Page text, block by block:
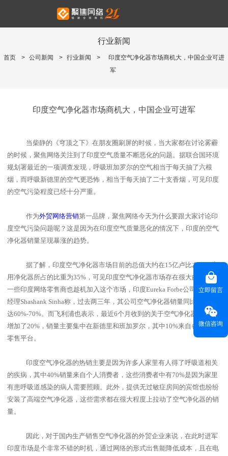
行业新闻
首页 > 公司新闻 > 行业新闻 >
印度空气净化器市场商机大，中国企业可进
军
印度空气净化器市场商机大，中国企业可进军
当柴静的《穹顶之下》在朋友圈刷屏的时候，当大家都在讨论雾霾
的时候，聚焦网络关注到了印度空气质量不断恶化的问题。据联合国环境
规划署最近的一项调查发现，呼吸班加罗尔的空气相当于每天抽了六根
烟，而呼吸新德里的空气更恐怖，相当于每天抽了二十支香烟，可见印度
的空气污染程度已经十分严重。
作为外贸网络营销第一品牌，聚焦网络今天为什么要跟大家讨论印
度空气污染问题呢？这是因为在印度空气质量恶化的情况下，印度的空气
净化器销量呈现暴涨的趋势。
据了解，印度空气净化器市场目前的总值大约在15亿卢比左右，家
用净化器所占的比重为35%，可见印度空气净化器市场存在很大的商机。
一些印度网络零售商也趁机加入这个市场，印度Eureka Forbe公司的高级
经理Shashank Sinha称，过去两三年，其公司空气净化器销量同比增长率
达60%-70%。而飞利浦也表示，最近6个月收到的关于空气净化器的询盘
增加了20%，销量主要集中在新德里和班加罗尔，其中10%来自各个网络
零售平台。
印度空气净化器的热销主要是因为许多人家里有人得了呼吸道相关
的疾病，其中40%销量来自个人消费者，这些消费者中有70%是因为家里
有患呼吸道感染的病人需要照顾。此外，提供无过敏症房间的宾馆也纷纷
安装了高端空气净化器，这些需求都在很大程度上拉动了空气净化器的销
量。
因此，对于国内生产销售空气净化器的外贸企业来说，在此时进军
印度市场是个非常不错的时机，通过网络的形式出售能降低成本，且在电
立即留言
微信咨询